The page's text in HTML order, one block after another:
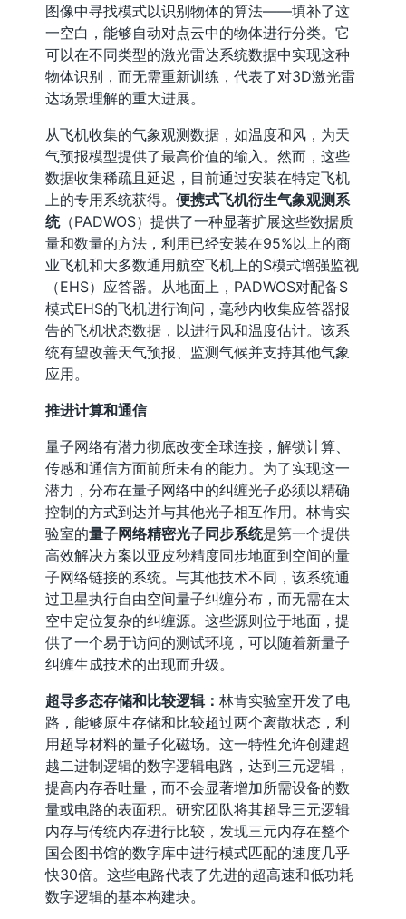
图像中寻找模式以识别物体的算法——填补了这
一空白，能够自动对点云中的物体进行分类。它
可以在不同类型的激光雷达系统数据中实现这种
物体识别，而无需重新训练，代表了对3D激光雷
达场景理解的重大进展。
从飞机收集的气象观测数据，如温度和风，为天
气预报模型提供了最高价值的输入。然而，这些
数据收集稀疏且延迟，目前通过安装在特定飞机
上的专用系统获得。 便携式飞机衍生气象观测系
统（PADWOS）提供了一种显著扩展这些数据质
量和数量的方法，利用已经安装在95%以上的商
业飞机和大多数通用航空飞机上的S模式增强监视
（EHS）应答器。从地面上，PADWOS对配备S
模式EHS的飞机进行询问，毫秒内收集应答器报
告的飞机状态数据，以进行风和温度估计。该系
统有望改善天气预报、监测气候并支持其他气象
应用。
推进计算和通信
量子网络有潜力彻底改变全球连接，解锁计算、
传感和通信方面前所未有的能力。为了实现这一
潜力，分布在量子网络中的纠缠光子必须以精确
控制的方式到达并与其他光子相互作用。林肯实
验室的量子网络精密光子同步系统是第一个提供
高效解决方案以亚皮秒精度同步地面到空间的量
子网络链接的系统。与其他技术不同，该系统通
过卫星执行自由空间量子纠缠分布，而无需在太
空中定位复杂的纠缠源。这些源则位于地面，提
供了一个易于访问的测试环境，可以随着新量子
纠缠生成技术的出现而升级。
超导多态存储和比较逻辑： 林肯实验室开发了电
路，能够原生存储和比较超过两个离散状态，利
用超导材料的量子化磁场。这一特性允许创建超
越二进制逻辑的数字逻辑电路，达到三元逻辑，
提高内存吞吐量，而不会显著增加所需设备的数
量或电路的表面积。研究团队将其超导三元逻辑
内存与传统内存进行比较，发现三元内存在整个
国会图书馆的数字库中进行模式匹配的速度几乎
快30倍。这些电路代表了先进的超高速和低功耗
数字逻辑的基本构建块。